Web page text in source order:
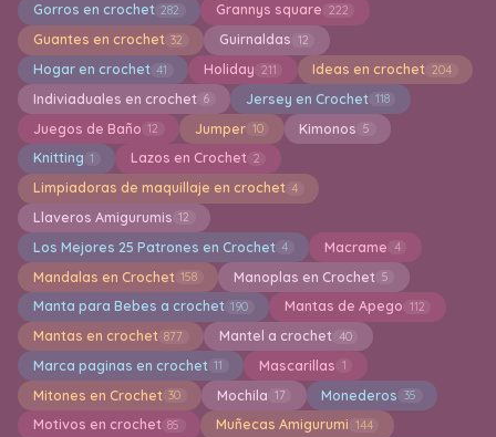
Gorros en crochet 282 Grannys square 222
Guantes en crochet 32 Guirnaldas 12
Hogar en crochet 41 Holiday 211 Ideas en crochet 204
Indiviaduales en crochet 6 Jersey en Crochet 118
Juegos de Baño 12 Jumper 10 Kimonos 5
Knitting 1 Lazos en Crochet 2
Limpiadoras de maquillaje en crochet 4
Llaveros Amigurumis 12
Los Mejores 25 Patrones en Crochet 4 Macrame 4
Mandalas en Crochet 158 Manoplas en Crochet 5
Manta para Bebes a crochet 190 Mantas de Apego 112
Mantas en crochet 877 Mantel a crochet 40
Marca paginas en crochet 11 Mascarillas 1
Mitones en Crochet 30 Mochila 17 Monederos 35
Motivos en crochet 85 Muñecas Amigurumi 144